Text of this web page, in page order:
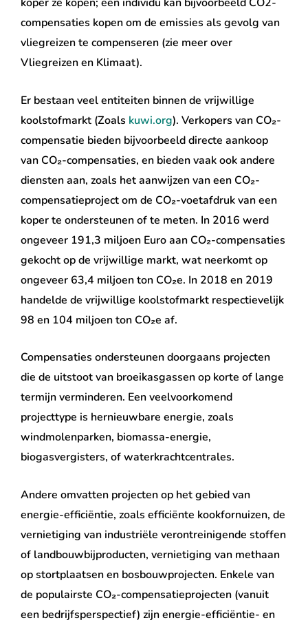
compensaties kopen om de emissies als gevolg van
vliegreizen te compenseren (zie meer over
Vliegreizen en Klimaat).
Er bestaan ​​veel entiteiten binnen de vrijwillige
koolstofmarkt (Zoals kuwi.org). Verkopers van CO₂-
compensatie bieden bijvoorbeeld directe aankoop
van CO₂-compensaties, en bieden vaak ook andere
diensten aan, zoals het aanwijzen van een CO₂-
compensatieproject om de CO₂-voetafdruk van een
koper te ondersteunen of te meten. In 2016 werd
ongeveer 191,3 miljoen Euro aan CO₂-compensaties
gekocht op de vrijwillige markt, wat neerkomt op
ongeveer 63,4 miljoen ton CO₂e. In 2018 en 2019
handelde de vrijwillige koolstofmarkt respectievelijk
98 en 104 miljoen ton CO₂e af.
Compensaties ondersteunen doorgaans projecten
die de uitstoot van broeikasgassen op korte of lange
termijn verminderen. Een veelvoorkomend
projecttype is hernieuwbare energie, zoals
windmolenparken, biomassa-energie,
biogasvergisters, of waterkrachtcentrales.
Andere omvatten projecten op het gebied van
energie-efficiëntie, zoals efficiënte kookfornuizen, de
vernietiging van industriële verontreinigende stoffen
of landbouwbijproducten, vernietiging van methaan
op stortplaatsen en bosbouwprojecten. Enkele van
de populairste CO₂-compensatieprojecten (vanuit
een bedrijfsperspectief) zijn energie-efficiëntie- en